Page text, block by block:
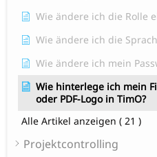
Wie ändere ich die Rolle
Wie ändere ich die
Wie ändere ich mein
Wie hinterlege ich mein
oder PDF-Logo in TimO?
Alle Artikel anzeigen ( 21 )
Projektcontrolling